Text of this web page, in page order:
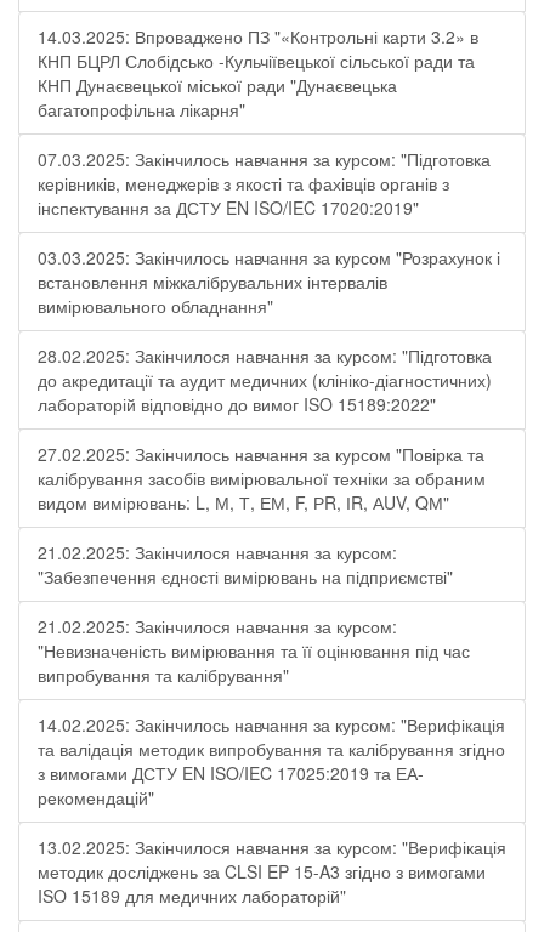
14.03.2025: Впроваджено ПЗ "«Контрольні карти 3.2» в
КНП БЦРЛ Слобідсько -Кульчіївецької сільської ради та
КНП Дунаєвецької міської ради "Дунаєвецька
багатопрофільна лікарня"
07.03.2025: Закінчилось навчання за курсом: "Підготовка
керівників, менеджерів з якості та фахівців органів з
інспектування за ДСТУ EN ISO/IEC 17020:2019"
03.03.2025: Закінчилось навчання за курсом "Розрахунок і
встановлення міжкалібрувальних інтервалів
вимірювального обладнання"
28.02.2025: Закінчилося навчання за курсом: "Підготовка
до акредитації та аудит медичних (клініко-діагностичних)
лабораторій відповідно до вимог ISO 15189:2022"
27.02.2025: Закінчилось навчання за курсом "Повірка та
калібрування засобів вимірювальної техніки за обраним
видом вимірювань: L, М, Т, ЕМ, F, РR, ІR, АUV, QМ"
21.02.2025: Закінчилося навчання за курсом:
"Забезпечення єдності вимірювань на підприємстві"
21.02.2025: Закінчилося навчання за курсом:
"Невизначеність вимірювання та її оцінювання під час
випробування та калібрування"
14.02.2025: Закінчилось навчання за курсом: "Верифікація
та валідація методик випробування та калібрування згідно
з вимогами ДСТУ EN ISO/IEC 17025:2019 та ЕА-
рекомендацій"
13.02.2025: Закінчилося навчання за курсом: "Верифікація
методик досліджень за CLSI EP 15-A3 згідно з вимогами
ISO 15189 для медичних лабораторій"